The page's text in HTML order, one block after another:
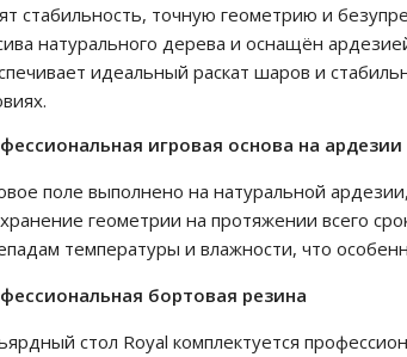
стабильность, точную геометрию и
натурального дерева и оснащён
идеальный раскат шаров и
игровая основа на ардезии
поле выполнено на натуральной
геометрии на протяжении всего
температуры и влажности, что
бортовая резина
стол Royal комплектуется